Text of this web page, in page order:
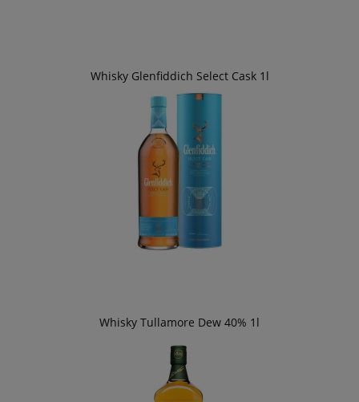
Whisky Glenfiddich Select Cask 1l
Whisky Tullamore Dew 40% 1l